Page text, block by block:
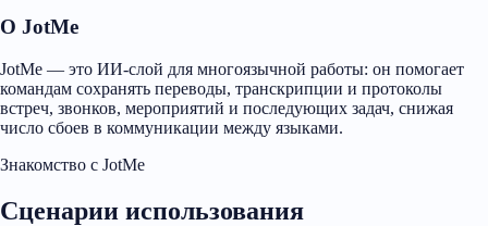
О JotMe
JotMe — это ИИ-слой для многоязычной работы: он помогает
командам сохранять переводы, транскрипции и протоколы
встреч, звонков, мероприятий и последующих задач, снижая
число сбоев в коммуникации между языками.
Знакомство с JotMe
Сценарии использования